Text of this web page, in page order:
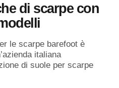
di scarpe con
le scarpe barefoot è
italiana
di suole per scarpe